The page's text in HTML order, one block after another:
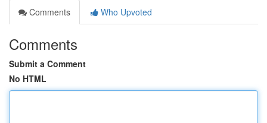
Comments
Who Upvoted
Comments
Submit a Comment
No HTML